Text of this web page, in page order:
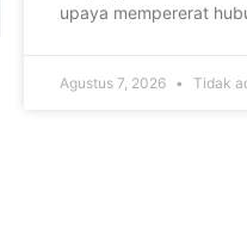
upaya mempererat
Agustus 7, 2026 Tidak